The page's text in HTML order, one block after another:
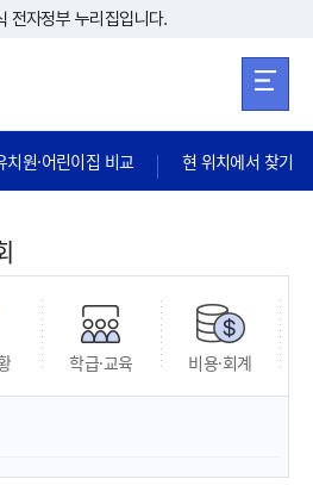
본문 바로가기
전자정부 누리집입니다.
치원·어린이집 비교 현 위치에서 찾기
학급·교육 비용·회계